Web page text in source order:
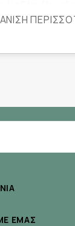
οξύ).
για
το
ΕΜΆΣ